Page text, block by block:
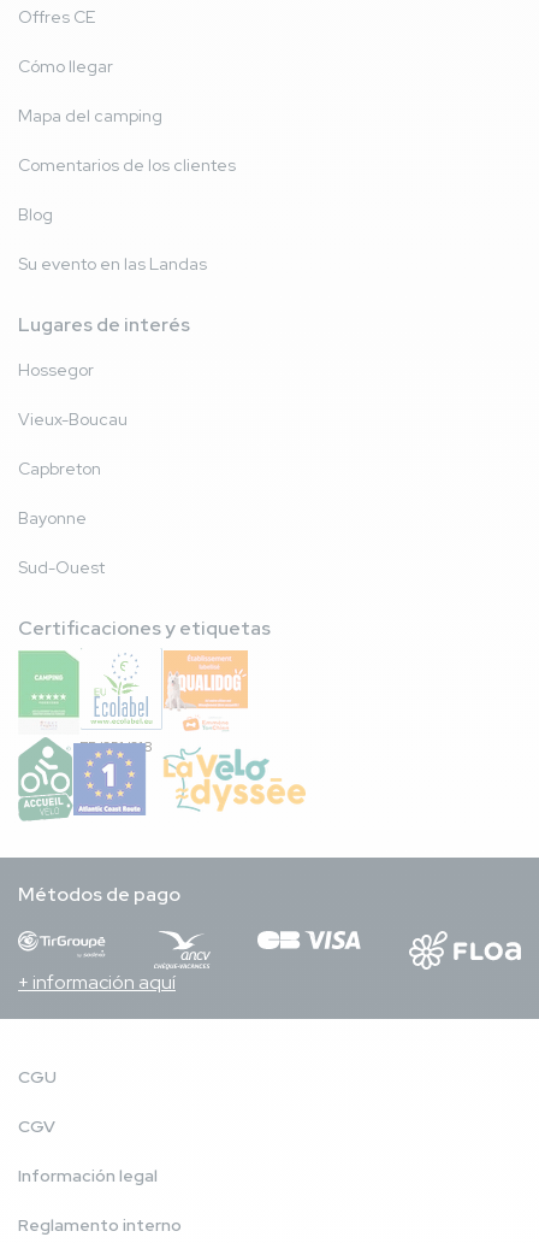
Offres CE
Cómo llegar
Mapa del camping
Comentarios de los clientes
Blog
Su evento en las Landas
Lugares de interés
Hossegor
Vieux-Boucau
Capbreton
Bayonne
Sud-Ouest
Certificaciones y etiquetas
FR/051/018
Métodos de pago
+ información aquí
CGU
CGV
Información legal
Reglamento interno